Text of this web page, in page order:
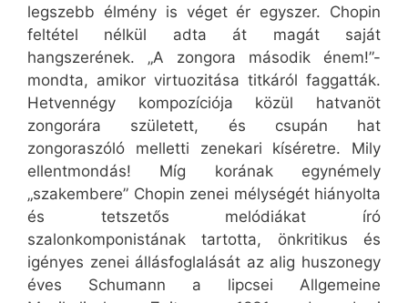
legszebb élmény is véget ér egyszer. Chopin
feltétel nélkül adta át magát saját
hangszerének. „A zongora második énem!”-
mondta, amikor virtuozitása titkáról faggatták.
Hetvennégy kompozíciója közül hatvanöt
zongorára született, és csupán hat
zongoraszóló melletti zenekari kíséretre. Mily
ellentmondás! Míg korának egynémely
„szakembere” Chopin zenei mélységét hiányolta
és tetszetős melódiákat író
szalonkomponistának tartotta, önkritikus és
igényes zenei állásfoglalását az alig huszonegy
éves Schumann a lipcsei Allgemeine